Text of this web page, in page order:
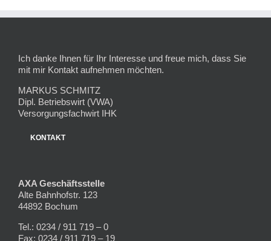
Ich danke Ihnen für Ihr Interesse und freue mich, dass Sie
mit mir Kontakt aufnehmen möchten.
MARKUS SCHMITZ
Dipl. Betriebswirt (VWA)
Versorgungsfachwirt IHK
KONTAKT
AXA Geschäftsstelle
Alte Bahnhofstr. 123
44892 Bochum
Tel.: 0234 / 911 719 – 0
Fax: 0234 / 911 719 – 19